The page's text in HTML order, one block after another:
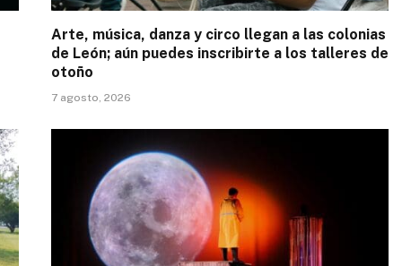
Arte, música, danza y circo llegan a las colonias
de León; aún puedes inscribirte a los talleres de
otoño
7 agosto, 2026